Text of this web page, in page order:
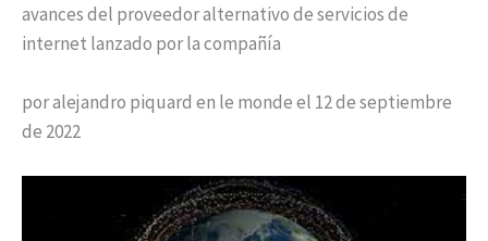
avances del proveedor alternativo de servicios de
internet lanzado por la compañía
por alejandro piquard en le monde el 12 de septiembre
de 2022